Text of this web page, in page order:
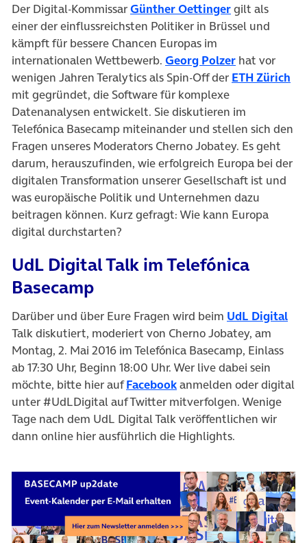
Der Digital-KommissarGünther Oettingergilt als
einer der einflussreichsten Politiker in Brüssel und
kämpft für bessere Chancen Europas im
internationalen Wettbewerb. Georg Polzer hat vor
wenigen Jahren Teralytics als Spin-Off der ETH Zürich
mit gegründet, die Software für komplexe
Datenanalysen entwickelt. Sie diskutieren im
Telefónica Basecamp miteinander und stellen sich den
Fragen unseres Moderators Cherno Jobatey. Es geht
darum, herauszufinden, wie erfolgreich Europa bei der
digitalen Transformation unserer Gesellschaft ist und
was europäische Politik und Unternehmen dazu
beitragen können. Kurz gefragt: Wie kann Europa
digital durchstarten?
UdL Digital Talk im Telefónica
Basecamp
Darüber und über Eure Fragen wird beim UdL Digital
Talk diskutiert, moderiert von Cherno Jobatey, am
Montag, 2. Mai 2016 im Telefónica Basecamp, Einlass
ab 17:30 Uhr, Beginn 18:00 Uhr. Wer live dabei sein
möchte, bitte hier aufFacebookanmelden oder digital
unter #UdLDigital auf Twitter mitverfolgen. Wenige
Tage nach dem UdL Digital Talk veröffentlichen wir
dann online hier ausführlich die Highlights.